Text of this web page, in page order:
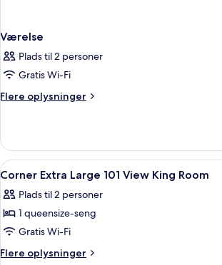
Værelse
Plads til 2 personer
Gratis Wi-Fi
Flere oplysninger
Flere
Indlæs
alle
billeder
af
Corner
Extra
Pengeskab
5
Corner Extra Large 101 View King Room
Plads til 2 personer
1 queensize-seng
Gratis Wi-Fi
Flere oplysninger
Flere